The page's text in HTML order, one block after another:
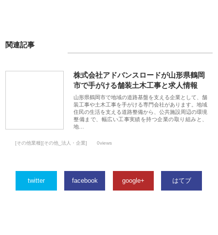
関連記事
株式会社アドバンスロードが山形県鶴岡
市で手がける舗装土木工事と求人情報
山形県鶴岡市で地域の道路基盤を支える企業として、舗
装工事や土木工事を手がける専門会社があります。地域
住民の生活を支える道路整備から、公共施設周辺の環境
整備まで、幅広い工事実績を持つ企業の取り組みと、
地…
[その他業種][その他_法人・企業] 0views
twitter facebook google+ はてブ